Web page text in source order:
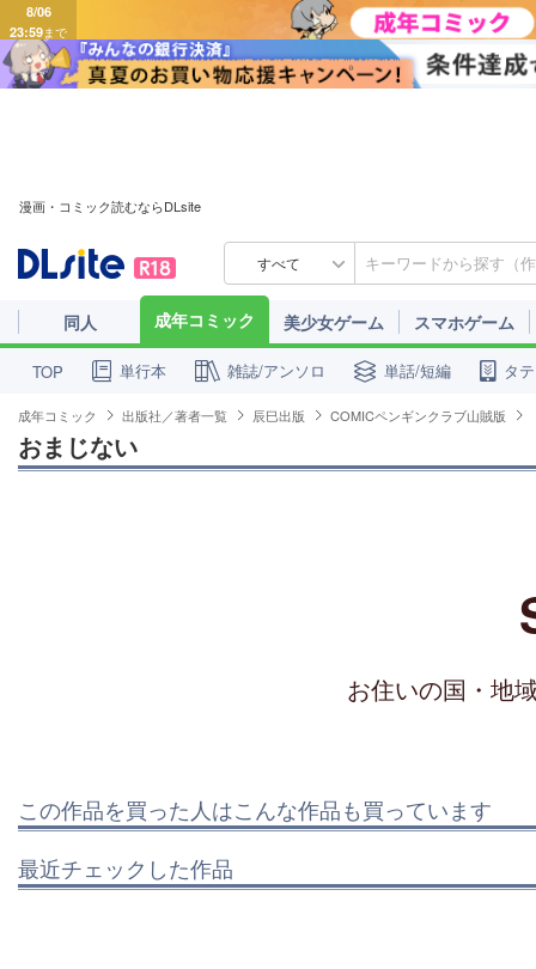
8/06
23:59まで
漫画・コミック読むならDLsite
すべて
同人 成年コミック 美少女ゲーム スマホゲーム
TOP 単行本 雑誌/アンソロ 単話/短編 タ
成年コミック 出版社／著者一覧 辰巳出版 COMICペンギンクラブ山賊版
おまじない
お住いの国・地
この作品を買った人はこんな作品も買っています
最近チェックした作品